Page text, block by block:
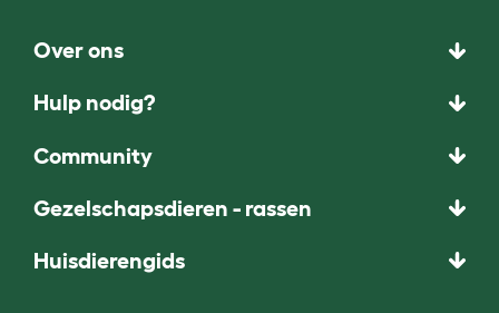
Over ons
Hulp nodig?
Community
Gezelschapsdieren - rassen
Huisdierengids